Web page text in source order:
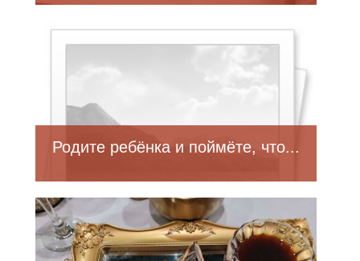
Родите ребёнка и поймёте, что...